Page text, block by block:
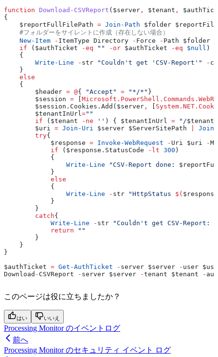
function Download-CSVReport ( $server , $tenant ,
{
    $reportFullFilePath
= Join-Path $folder
    #フォルダーをサイレントに作成（存在しない場合）
    New-Item
- ItemType Directory - Force - Path $folder
    if
( $authTicket -eq "" -or $authTicket -eq $null )
    {
        Write-Line
- str "Couldn't get 'CSV-Report'" -
    }
    else
    {
        $header
= @{ "Accept" = "*/*" }
        $session
=
        $session
.Cookies.Add ( $server ,
        $tenantInUrl
=""
        if
( $tenant -ne '' ) { $tenantInUrl = "/$tenant
        $uri
= Join-Uri $server $ServerSitePath
        try
{
            $response
= Invoke-WebRequest - Uri $uri -
            if
( $response .StatusCode -lt 300 )
            {
                Write-Line
"CSV-Report done:
            }
            else
            {
                Write-Line
- str "HttpStatus $( $response
            }
        }
        catch
{
            Write-Line
- str "Couldn't get CSV-Report:
            return
""
        }
    }
}
$authTicket = Get-AuthTicket - server $server - user
Download - CSVReport - server $server -tenant $tenant -
このページは役に立ちましたか？
はい いいえ
Processing Monitor のイベントログ
前へ
Processing Monitor のセキュリティ イベント ログ